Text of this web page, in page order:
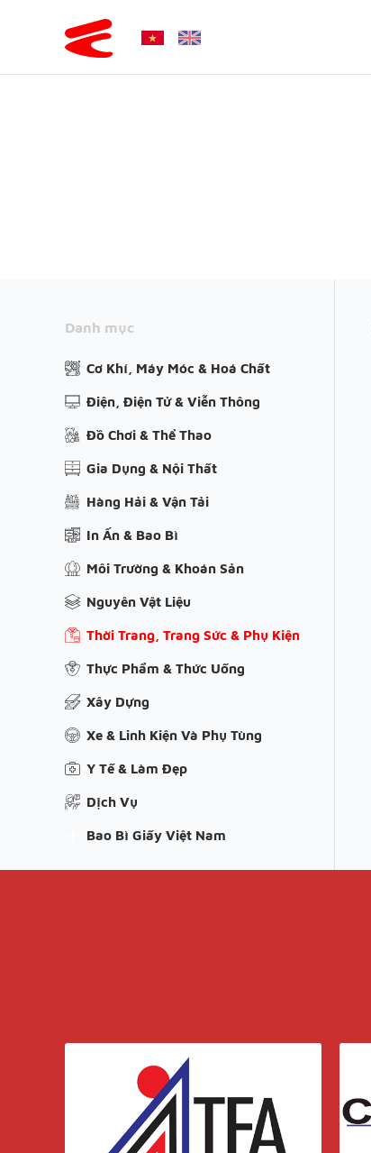
Danh mục
Cơ Khí, Máy Móc & Hoá Chất
Điện, Điện Tử & Viễn Thông
Đồ Chơi & Thể Thao
Gia Dụng & Nội Thất
Hàng Hải & Vận Tải
In Ấn & Bao Bì
Môi Trường & Khoán Sản
Nguyên Vật Liệu
Thời Trang, Trang Sức & Phụ Kiện
Thực Phẩm & Thức Uống
Xây Dựng
Xe & Linh Kiện Và Phụ Tùng
Y Tế & Làm Đẹp
Dịch Vụ
Bao Bì Giấy Việt Nam